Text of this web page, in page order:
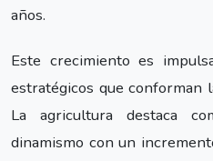
años.
Este crecimiento es
estratégicos que conforman
La agricultura destaca
dinamismo con un